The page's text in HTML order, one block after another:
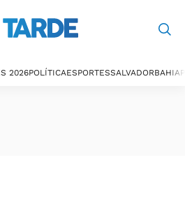
2026POLÍTICAESPORTESSALVADORBAHIA